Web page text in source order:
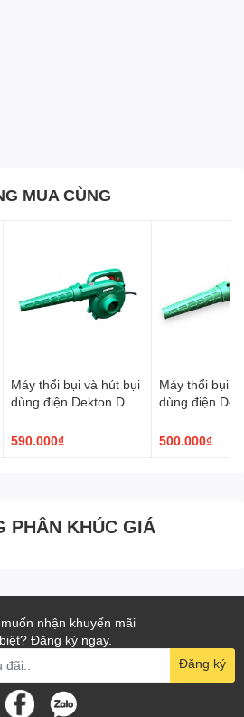
MUA CÙNG
Máy thổi bụi và hút bụi
dùng điện Dekton DK-
590.000₫
Máy thổi bụi
dùng điện
500.000₫
PHÂN KHÚC GIÁ
nhận khuyến mãi
Đăng ký ngay.
Đăng ký